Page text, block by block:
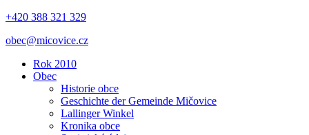
+420 388 321 329
obec@micovice.cz
Rok 2010
Obec
Historie obce
Geschichte der Gemeinde Mičovice
Lallinger Winkel
Kronika obce